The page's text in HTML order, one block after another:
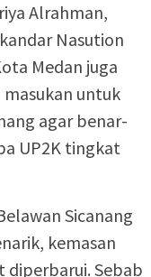
Alrahman,
Nasution
Medan juga
untuk
agar benar-
UP2K tingkat
Sicanang
kemasan
diperbarui. Sebab